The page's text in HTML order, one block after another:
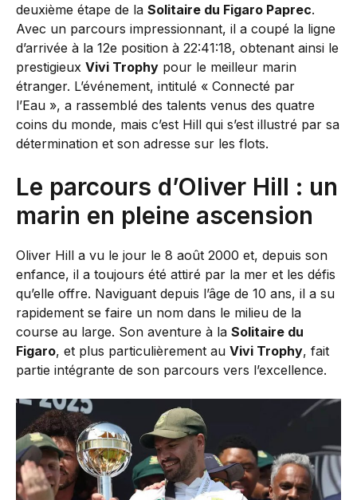
deuxième étape de la Solitaire du Figaro Paprec.
Avec un parcours impressionnant, il a coupé la ligne
d’arrivée à la 12e position à 22:41:18, obtenant ainsi le
prestigieux Vivi Trophy pour le meilleur marin
étranger. L’événement, intitulé « Connecté par
l’Eau », a rassemblé des talents venus des quatre
coins du monde, mais c’est Hill qui s’est illustré par sa
détermination et son adresse sur les flots.
Le parcours d’Oliver Hill : un
marin en pleine ascension
Oliver Hill a vu le jour le 8 août 2000 et, depuis son
enfance, il a toujours été attiré par la mer et les défis
qu’elle offre. Naviguant depuis l’âge de 10 ans, il a su
rapidement se faire un nom dans le milieu de la
course au large. Son aventure à la Solitaire du
Figaro, et plus particulièrement au Vivi Trophy, fait
partie intégrante de son parcours vers l’excellence.